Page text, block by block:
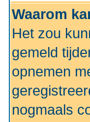
Waarom
Het zou
gemeld
opnemen
nogmaals